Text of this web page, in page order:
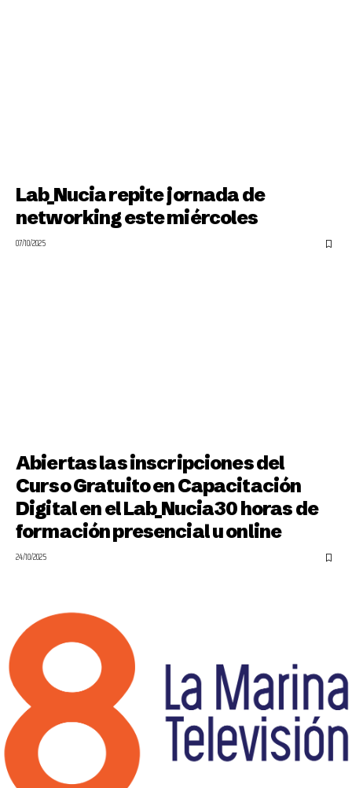
Lab_Nucia repite jornada de
networking este miércoles
07/10/2025
Abiertas las inscripciones del
Curso Gratuito en Capacitación
Digital en el Lab_Nucia30 horas de
formación presencial u online
24/10/2025